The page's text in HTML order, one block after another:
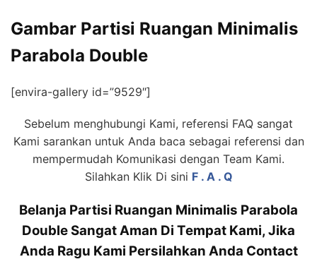
Gambar Partisi Ruangan Minimalis
Parabola Double
[envira-gallery id=”9529″]
Sebelum menghubungi Kami, referensi FAQ sangat
Kami sarankan untuk Anda baca sebagai referensi dan
mempermudah Komunikasi dengan Team Kami.
Silahkan Klik Di sini F . A . Q
Belanja Partisi Ruangan Minimalis Parabola
Double Sangat Aman Di Tempat Kami, Jika
Anda Ragu Kami Persilahkan Anda Contact